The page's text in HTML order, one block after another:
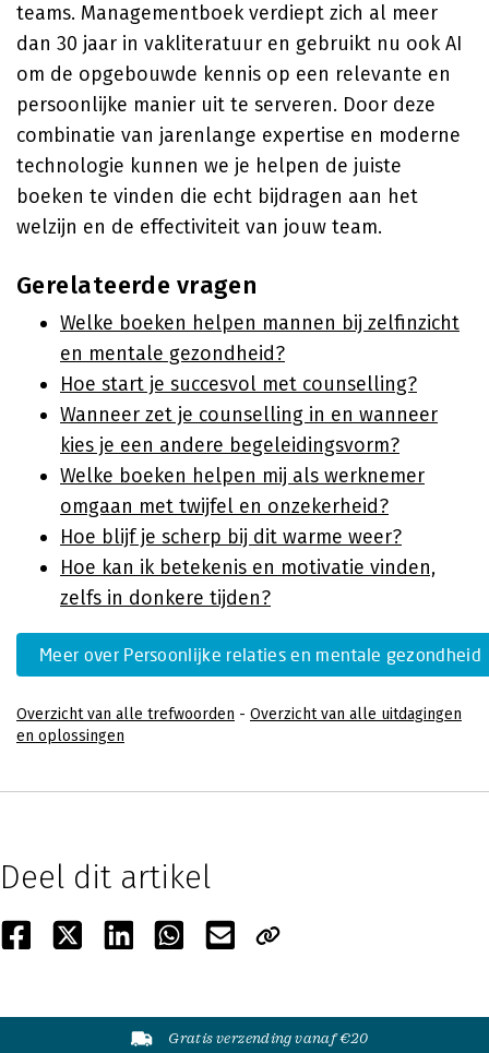
teams. Managementboek verdiept zich al meer
dan 30 jaar in vakliteratuur en gebruikt nu ook AI
om de opgebouwde kennis op een relevante en
persoonlijke manier uit te serveren. Door deze
combinatie van jarenlange expertise en moderne
technologie kunnen we je helpen de juiste
boeken te vinden die echt bijdragen aan het
welzijn en de effectiviteit van jouw team.
Gerelateerde vragen
Welke boeken helpen mannen bij zelfinzicht
en mentale gezondheid?
Hoe start je succesvol met counselling?
Wanneer zet je counselling in en wanneer
kies je een andere begeleidingsvorm?
Welke boeken helpen mij als werknemer
omgaan met twijfel en onzekerheid?
Hoe blijf je scherp bij dit warme weer?
Hoe kan ik betekenis en motivatie vinden,
zelfs in donkere tijden?
Meer over Persoonlijke relaties en mentale gezondheid
Overzicht van alle trefwoorden - Overzicht van alle uitdagingen
en oplossingen
Deel dit artikel
Gratis verzending vanaf €20